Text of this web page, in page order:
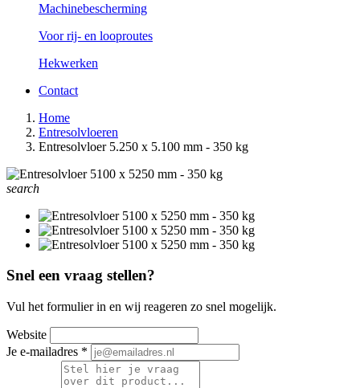
Machinebescherming
Voor rij- en looproutes
Hekwerken
Contact
Home
Entresolvloeren
Entresolvloer 5.250 x 5.100 mm - 350 kg
search
Snel een vraag stellen?
Vul het formulier in en wij reageren zo snel mogelijk.
Website
Je e-mailadres *